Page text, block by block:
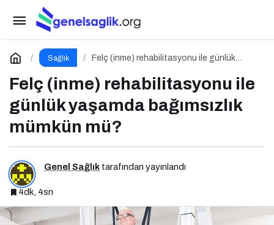
Sağlık
Felç (inme) rehabilitasyonu ile günlük
Felç (inme) rehabilitasyonu ile
günlük yaşamda bağımsızlık
mümkün mü?
Genel Sağlık tarafından yayınlandı
4dk, 4sn
Anoreksiya Nervozada İyileşmek
Yorum Yap